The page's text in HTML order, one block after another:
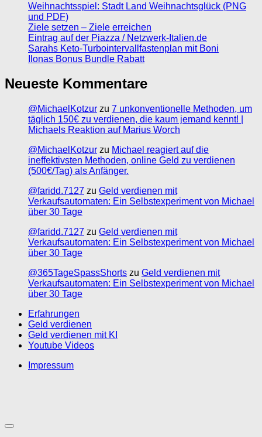
Weihnachtsspiel: Stadt Land Weihnachtsglück (PNG
und PDF)
Ziele setzen – Ziele erreichen
Eintrag auf der Piazza / Netzwerk-Italien.de
Sarahs Keto-Turbointervallfastenplan mit Boni
Ilonas Bonus Bundle Rabatt
Neueste Kommentare
@MichaelKotzur zu 7 unkonventionelle Methoden, um
täglich 150€ zu verdienen, die kaum jemand kennt! |
Michaels Reaktion auf Marius Worch
@MichaelKotzur zu Michael reagiert auf die
ineffektivsten Methoden, online Geld zu verdienen
(500€/Tag) als Anfänger.
@faridd.7127 zu Geld verdienen mit
Verkaufsautomaten: Ein Selbstexperiment von Michael
über 30 Tage
@faridd.7127 zu Geld verdienen mit
Verkaufsautomaten: Ein Selbstexperiment von Michael
über 30 Tage
@365TageSpassShorts zu Geld verdienen mit
Verkaufsautomaten: Ein Selbstexperiment von Michael
über 30 Tage
Erfahrungen
Geld verdienen
Geld verdienen mit KI
Youtube Videos
Impressum